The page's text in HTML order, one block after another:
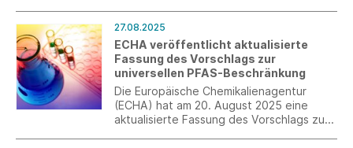
Pauschalierungen und erhöhten Aufwand
für Unternehmen. Südwesttextil fordert
eine risikobasierte Neuausrichtung.
27.08.2025
ECHA veröffentlicht aktualisierte
Fassung des Vorschlags zur
universellen PFAS-Beschränkung
Die Europäische Chemikalienagentur
(ECHA) hat am 20. August 2025 eine
aktualisierte Fassung des Vorschlags zur